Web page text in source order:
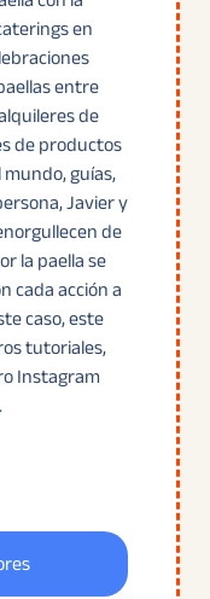
en
entre
de
de productos
guías,
Javier y
de
la paella se
cada acción a
caso, este
tutoriales,
Instagram